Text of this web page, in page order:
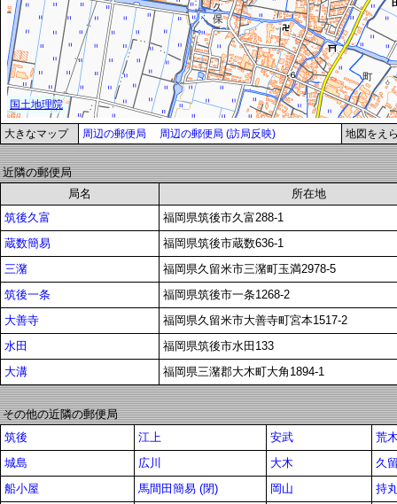
大きなマップ 周辺の郵便局 周辺の郵便局 (訪局反映) 地図をえ
近隣の郵便局
局名
所在地
筑後久富
福岡県筑後市久富288-1
蔵数簡易
福岡県筑後市蔵数636-1
三潴
福岡県久留米市三潴町玉満2978-5
筑後一条
福岡県筑後市一条1268-2
大善寺
福岡県久留米市大善寺町宮本1517-2
水田
福岡県筑後市水田133
大溝
福岡県三潴郡大木町大角1894-1
その他の近隣の郵便局
筑後
江上 安武
荒
城島
広川 大木
久
船小屋
馬間田簡易 (閉) 岡山
持